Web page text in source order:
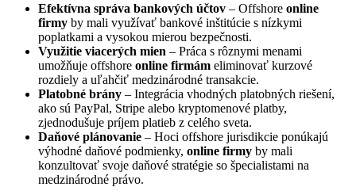
Efektívna správa bankových účtov – Offshore online
firmy by mali využívať bankové inštitúcie s nízkymi
poplatkami a vysokou mierou bezpečnosti.
Využitie viacerých mien – Práca s rôznymi menami
umožňuje offshore online firmám eliminovať kurzové
rozdiely a uľahčiť medzinárodné transakcie.
Platobné brány – Integrácia vhodných platobných riešení,
ako sú PayPal, Stripe alebo kryptomenové platby,
zjednodušuje príjem platieb z celého sveta.
Daňové plánovanie – Hoci offshore jurisdikcie ponúkajú
výhodné daňové podmienky, online firmy by mali
konzultovať svoje daňové stratégie so špecialistami na
medzinárodné právo.